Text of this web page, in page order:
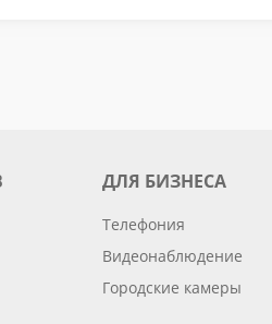
ДЛЯ БИЗНЕСА
Телефония
Видеонаблюдение
Городские камеры